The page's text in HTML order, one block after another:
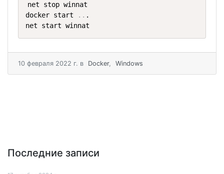
Последние записи
net stop winnat
docker start
.. .
net start winnat
10 февраля 2022 г. в Docker, Windows